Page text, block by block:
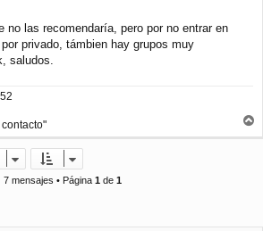
no las recomendaría, pero por no entrar en
privado, támbien hay grupos muy
saludos.
r
7 mensajes • Página 1 de 1